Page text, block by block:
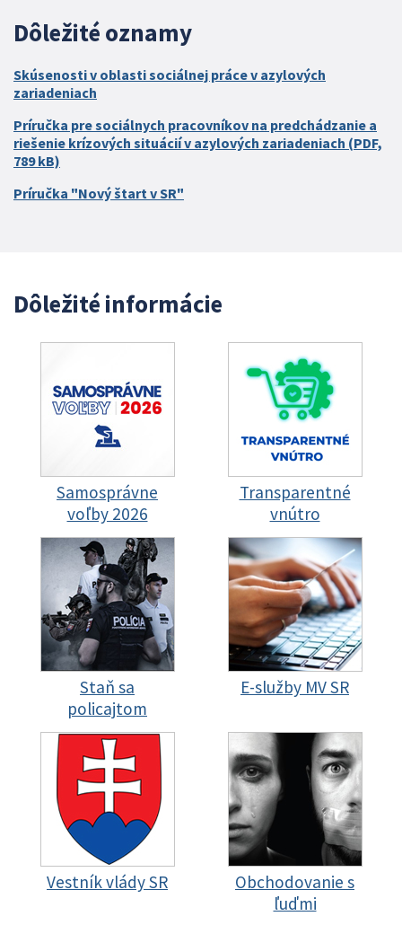
Dôležité oznamy
Skúsenosti v oblasti sociálnej práce v azylových
zariadeniach
Príručka pre sociálnych pracovníkov na predchádzanie a
riešenie krízových situácií v azylových zariadeniach (PDF,
789 kB)
Príručka "Nový štart v SR"
Dôležité informácie
Samosprávne
voľby 2026
Transparentné
vnútro
Staň sa
policajtom
E-služby MV SR
Vestník vlády SR
Obchodovanie s
ľuďmi